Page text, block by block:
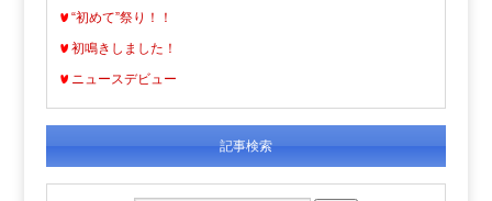
“初めて”祭り！！
初鳴きしました！
ニュースデビュー
記事検索